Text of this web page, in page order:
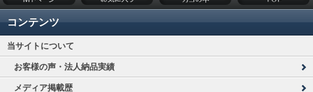
コンテンツ
当サイトについて
お客様の声・法人納品実績
メディア掲載歴